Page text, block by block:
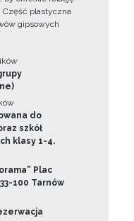
Część plastyczna
gipsowych
do
szkół
klasy 1-4.
Plac
100 Tarnów